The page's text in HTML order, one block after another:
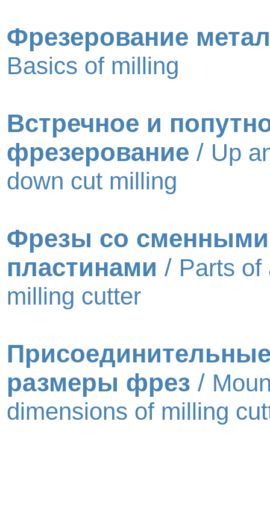
Фрезерование
Basics of milling
Встречное и
фрезерование / Up
down cut milling
Фрезы со сменными
пластинами / Parts of
milling cutter
размеры фрез /
dimensions of milling